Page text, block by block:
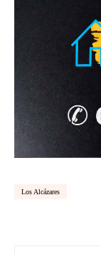
Los Alcázares